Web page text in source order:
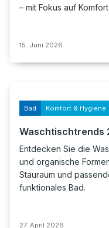
– mit Fokus auf
15. Juni 2026
Bad Komfort & Hygiene
Waschtischtrends
Entdecken Sie die
und organische
Stauraum und
funktionales Bad.
27. April 2026